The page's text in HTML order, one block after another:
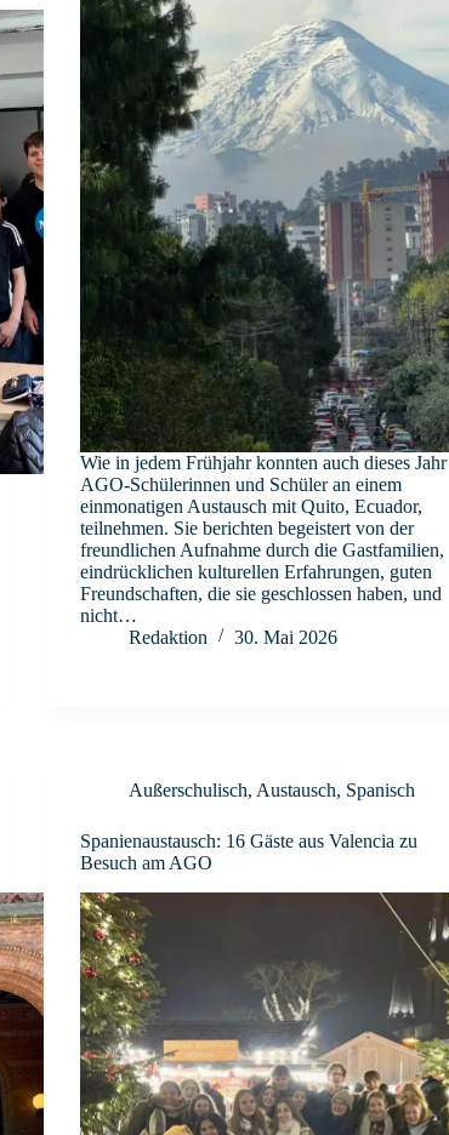
Wie in jedem Frühjahr konnten auch dieses Jahr
AGO-Schülerinnen und Schüler an einem
einmonatigen Austausch mit Quito, Ecuador,
teilnehmen. Sie berichten begeistert von der
freundlichen Aufnahme durch die Gastfamilien,
eindrücklichen kulturellen Erfahrungen, guten
Freundschaften, die sie geschlossen haben, und
nicht…
Redaktion
30. Mai 2026
Außerschulisch, Austausch, Spanisch
Spanienaustausch: 16 Gäste aus Valencia zu
Besuch am AGO